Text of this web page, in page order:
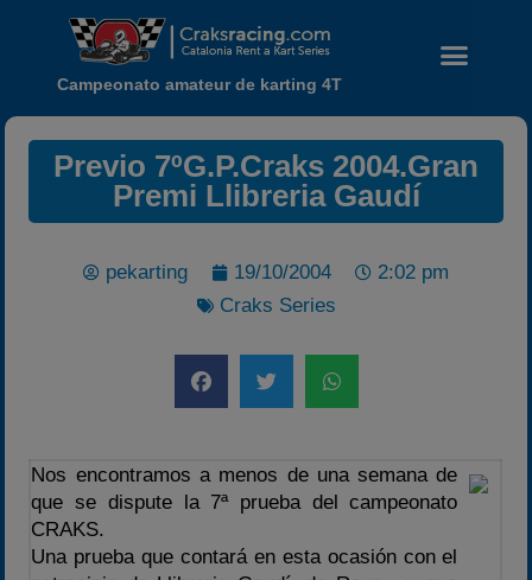
Noticias
Carreras finalizadas
Temporada 2026
2020-2021
Campeonato amateur de karting 4T
Previo 7ºG.P.Craks 2004.Gran
Premi Llibreria Gaudí
pekarting 19/10/2004
2:02 pm
Craks Series
Nos encontramos a menos de una semana de
que se dispute la 7ª prueba del campeonato
CRAKS.
Una prueba que contará en esta ocasión con el